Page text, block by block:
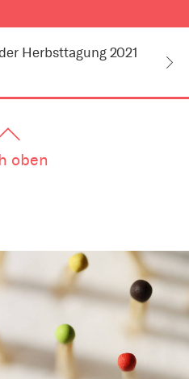
Herbsttagung 2021
oben